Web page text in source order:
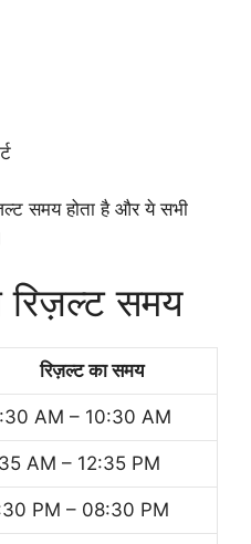
समय होता है और ये सभी
रिज़ल्ट समय
रिज़ल्ट का समय
AM – 10:30 AM
AM – 12:35 PM
PM – 08:30 PM